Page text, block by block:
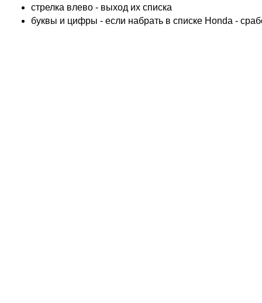
ADIVA
ADLY
cтрелка влево - выход их списка
буквы и цифры - если набрать в списке Honda -